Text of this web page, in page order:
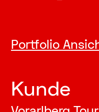
Portfolio
Kunde